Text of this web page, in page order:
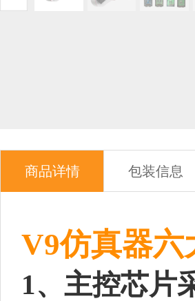
商品详情 包装信息
V9仿真器六
1、主控芯片